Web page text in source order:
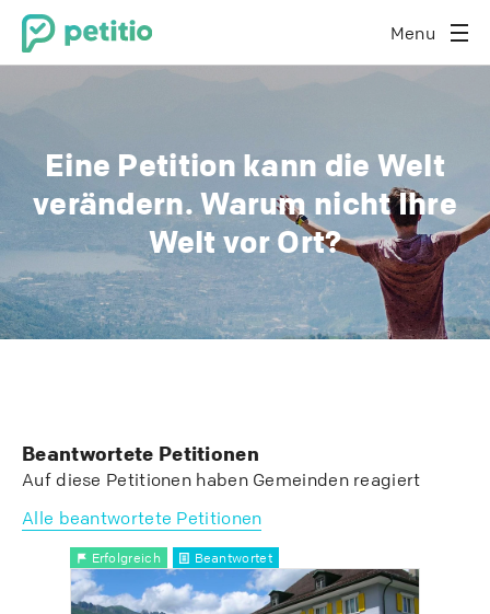
Menu
Eine Petition kann die Welt
verändern. Warum nicht Ihre
Welt vor Ort?
Beantwortete Petitionen
Auf diese Petitionen haben Gemeinden reagiert
Alle beantwortete Petitionen
Erfolgreich Beantwortet